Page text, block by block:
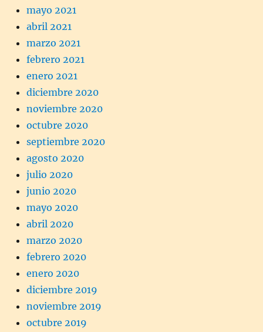
mayo 2021
abril 2021
marzo 2021
febrero 2021
enero 2021
diciembre 2020
noviembre 2020
octubre 2020
septiembre 2020
agosto 2020
julio 2020
junio 2020
mayo 2020
abril 2020
marzo 2020
febrero 2020
enero 2020
diciembre 2019
noviembre 2019
octubre 2019